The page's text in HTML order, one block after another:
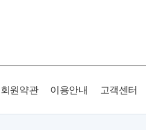
회원약관 이용안내 고객센터